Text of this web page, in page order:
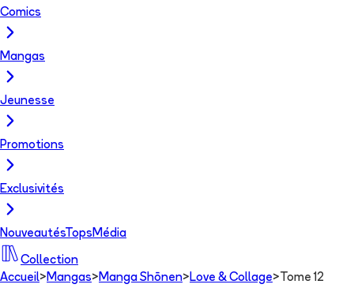
Comics
Mangas
Jeunesse
Promotions
Exclusivités
NouveautésTops Média
Collection
Accueil> Mangas> Manga Shōnen> Love & Collage> Tome 12